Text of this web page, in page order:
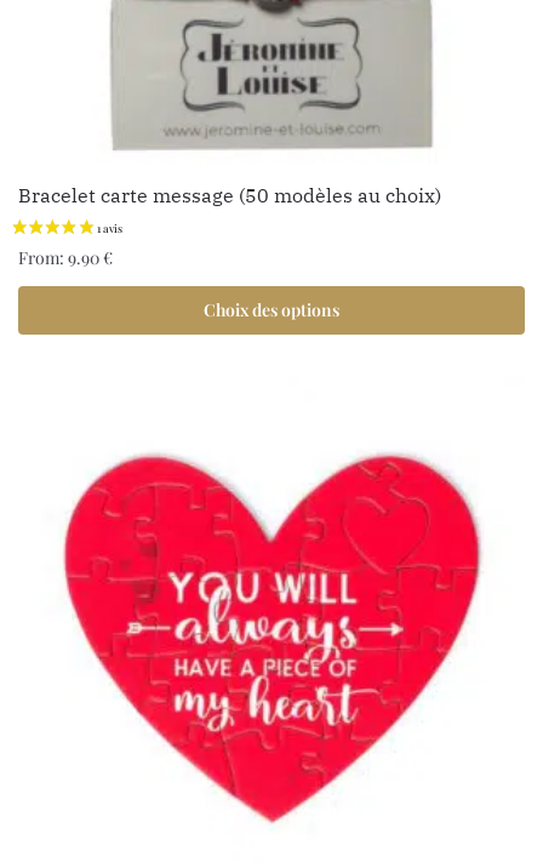
Bracelet carte message (50 modèles au choix)
From: 9.90€
Choix des options